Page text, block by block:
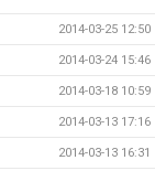
2014-03-25 12:50
2014-03-24 15:46
2014-03-18 10:59
2014-03-13 17:16
2014-03-13 16:31